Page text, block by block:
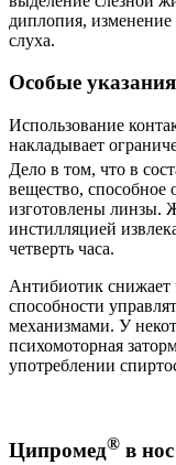
диплопия,
слуха.
Особые указания
Использование
накладывает
Дело в том, что в
вещество, способное
изготовлены линзы.
инстилляцией
четверть часа.
Антибиотик снижает
способности
механизмами. У
психомоторная
употреблении
Ципромед® в